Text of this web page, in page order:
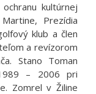
kultúrnej
Prezídia
klub a člen
a revízorom
Stano Toman
– 2006 pri
Zomrel v Žiline